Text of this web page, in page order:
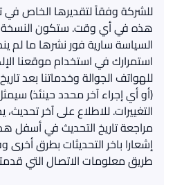
للشركة وفقاً لتقديرها الخاص
هذه في أي وقت. ستكون
السياسة سارية فور نشرها ما
استمرارك في استخدام موقعنا
للهواتف الجوالة وخدماتنا بعد
(أو أي إجراء آخر محدد حينئذ)
التغييرات. للاطلاع على آخر
مراجعة تاريخ التحديث في
إشعارا باخر التحديثات بطرق أخرى
طريق معلومات الاتصال التي